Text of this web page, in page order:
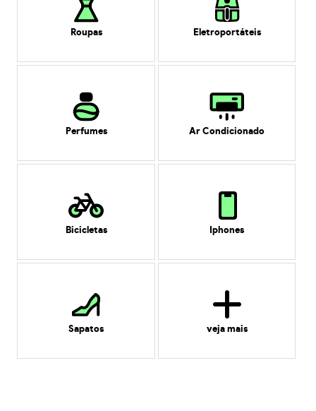
Roupas Eletroportáteis
Perfumes Ar Condicionado
Bicicletas Iphones
Sapatos veja mais